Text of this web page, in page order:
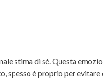
stima di sé. Questa
spesso è proprio per evitare